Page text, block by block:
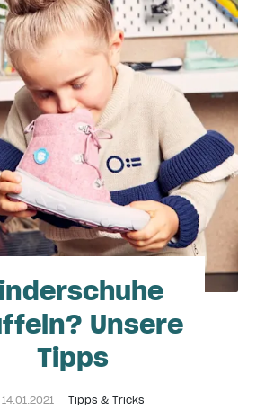
Unsere
Tipps
14.01.2021 Tipps & Tricks